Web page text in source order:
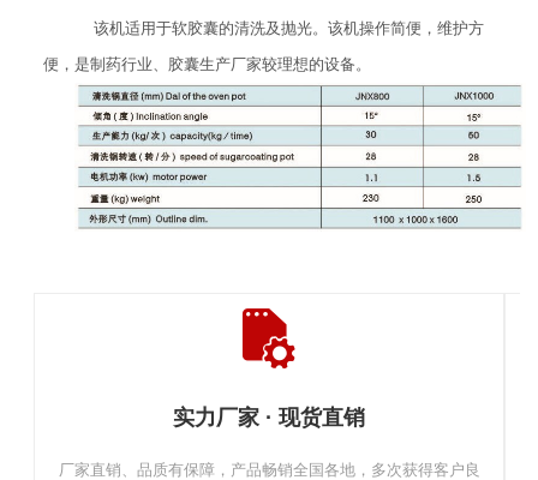
该机适用于软胶囊的清洗及抛光。该机操作简便，维护方
便，是制药行业、胶囊生产厂家较理想的设备。
实力厂家 · 现货直销
厂家直销、品质有保障，产品畅销全国各地，多次获得客户良